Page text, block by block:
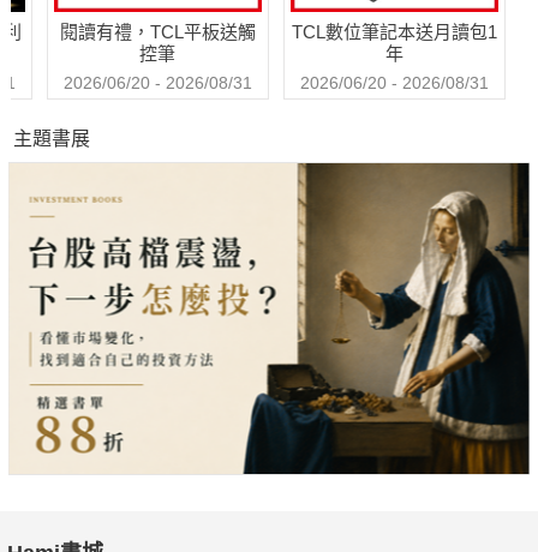
閱讀有禮，TCL平板送觸
控筆
2026/06/20 - 2026/08/31
TCL數位筆記本送月讀包1
年
2026/06/20 - 2026/08/31
主題書展